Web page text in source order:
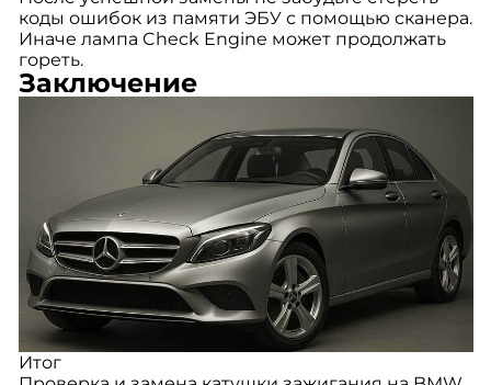
коды ошибок из памяти ЭБУ с помощью сканера.
Иначе лампа Check Engine может продолжать
гореть.
Заключение
Итог